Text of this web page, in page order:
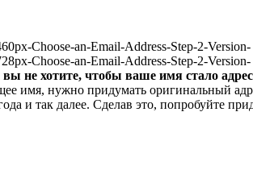
Choose-an-Email-Address-Step-2-Version-
Choose-an-Email-Address-Step-2-Version-
не хотите, чтобы ваше имя стало
имя, нужно придумать оригинальный
и так далее. Сделав это, попробуйте